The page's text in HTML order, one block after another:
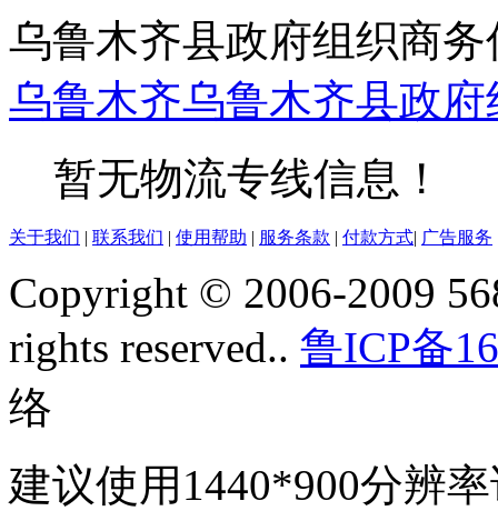
乌鲁木齐县政府组织商
乌鲁木齐乌鲁木齐县政府
暂无物流专线信息！
关于我们 | 联系我们 | 使用帮助 | 服务条款 | 付款方式| 广告服务
Copyright © 2006-2009
rights reserved.. 鲁ICP备
络
建议使用1440*900分辨